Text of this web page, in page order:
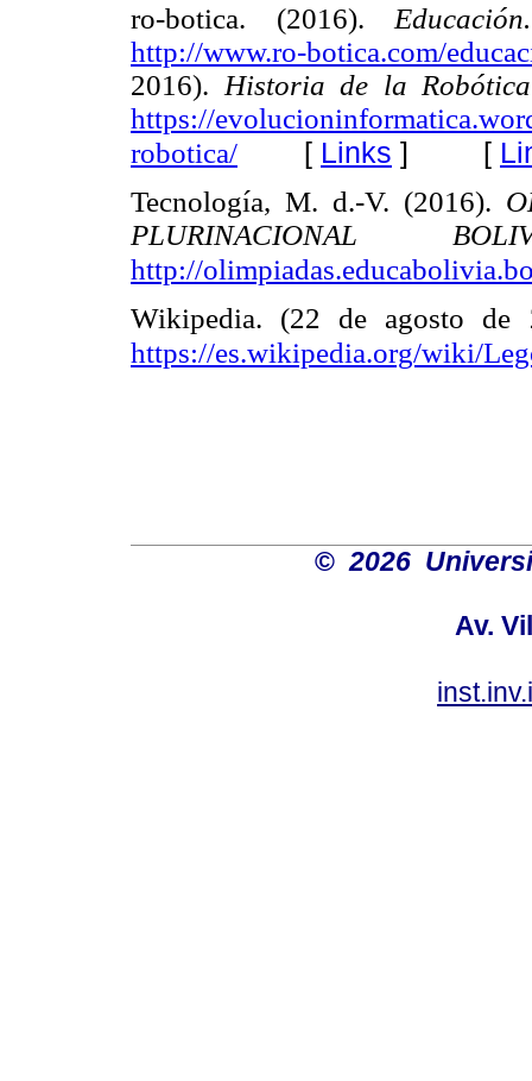
ro-botica. (2016).
http://www.ro-botica.com/
2016). Historia de la
https://
robotica/ [ Links ] [
Tecnología, M. d.-V. (2016).
PLURINACIONAL
http://
Wikipedia. (22 de agosto
https://es.wikipedia.org/wiki/
© 2026
Av.